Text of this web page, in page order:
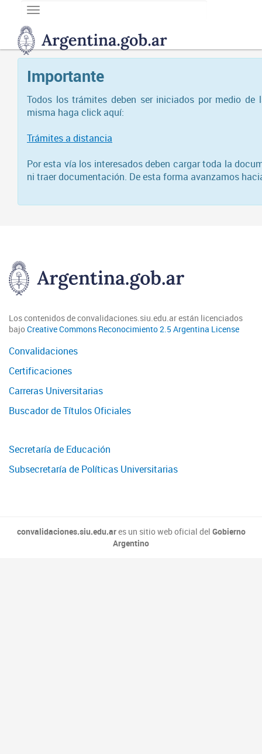
DNGU
Dirección
Nacional
de
Gestión
Importante
Todos los trámites deben ser iniciados por medio
misma haga click aquí:
Trámites a distancia
Por esta vía los interesados deben cargar toda la
ni traer documentación. De esta forma avanzamos
Los contenidos de convalidaciones.siu.edu.ar están licenciados
bajoCreative Commons Reconocimiento 2.5 Argentina License
Convalidaciones
Certificaciones
Carreras Universitarias
Buscador de Títulos Oficiales
Secretaría de Educación
Subsecretaría de Políticas Universitarias
convalidaciones.siu.edu.ares un sitio web oficial del Gobierno
Argentino